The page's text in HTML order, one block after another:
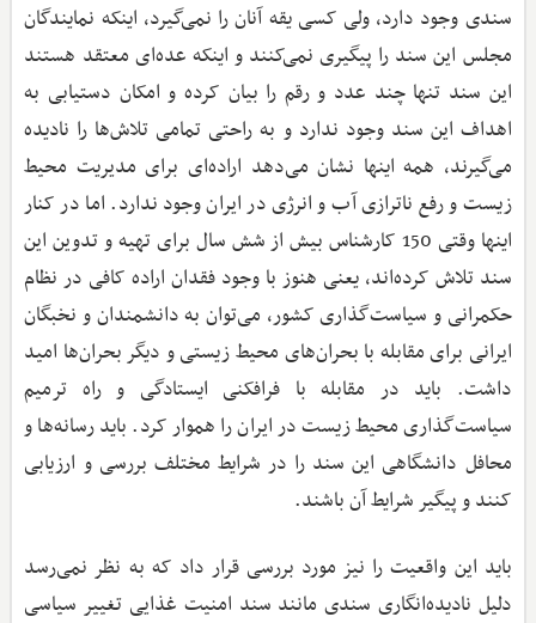
سندی وجود دارد، ولی کسی یقه آنان را نمی‌گیرد، اینکه نمایندگان
مجلس این سند را پیگیری نمی‌کنند و اینکه عده‌ای معتقد هستند
این سند تنها چند عدد و رقم را بیان کرده و امکان دستیابی به
اهداف این سند وجود ندارد و به راحتی تمامی تلاش‌ها را نادیده
می‌گیرند، همه اینها نشان می‌دهد اراده‌ای برای مدیریت محیط
‌زیست و رفع ناترازی آب و انرژی در ایران وجود ندارد. اما در کنار
اینها وقتی 150 کارشناس بیش از شش سال برای تهیه و تدوین این
سند تلاش کرده‌اند، یعنی هنوز با وجود فقدان اراده کافی در نظام
حکمرانی و سیاست‌گذاری کشور، می‌توان به دانشمندان و نخبگان
ایرانی برای مقابله با بحران‌های محیط ‌زیستی و دیگر بحران‌ها امید
داشت. باید در مقابله با فرافکنی ایستادگی و راه‌ ترمیم
سیاست‌گذاری محیط ‌زیست در ایران را هموار کرد. باید رسانه‌ها و
محافل دانشگاهی این سند را در شرایط مختلف بررسی و ارزیابی
کنند و پیگیر شرایط آن باشند.
باید این واقعیت را نیز مورد بررسی قرار داد که به نظر نمی‌رسد
دلیل نادیده‌انگاری سندی مانند سند امنیت غذایی تغییر سیاسی